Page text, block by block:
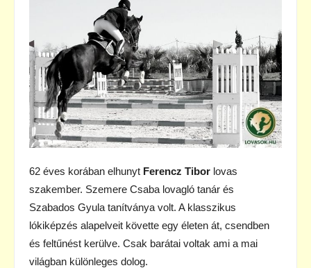
62 éves korában elhunyt Ferencz Tibor lovas
szakember. Szemere Csaba lovagló tanár és
Szabados Gyula tanítványa volt. A klasszikus
lókiképzés alapelveit követte egy életen át, csendben
és feltűnést kerülve. Csak barátai voltak ami a mai
világban különleges dolog.